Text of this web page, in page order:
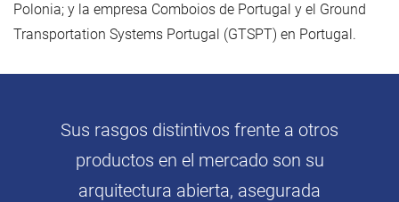
Polonia; y la empresa Comboios de Portugal y el Ground
Transportation Systems Portugal (GTSPT) en Portugal.
Sus rasgos distintivos frente a otros
productos en el mercado son su
arquitectura abierta, asegurada